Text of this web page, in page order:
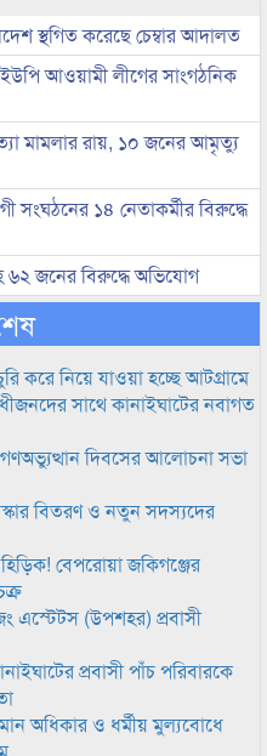
স্থগিত করেছে চেম্বার আদালত
ইউপি আওয়ামী লীগের সাংগঠনিক
মামলার রায়, ১০ জনের আমৃত্যু
১৪ নেতাকর্মীর বিরুদ্ধে
জনের বিরুদ্ধে অভিযোগ
করে নিয়ে যাওয়া হচ্ছে আটগ্রামে
সাথে কানাইঘাটের নবাগত
দিবসের আলোচনা সভা
বিতরণ ও নতুন সদস্যদের
বেপরোয়া জকিগঞ্জের
এস্টেটস (উপশহর) প্রবাসী
প্রবাসী পাঁচ পরিবারকে
অধিকার ও ধর্মীয় মুল্যবোধে